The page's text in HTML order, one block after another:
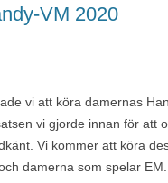
VM 2020
vi att köra damernas
vi gjorde innan för att
Vi kommer att köra
damerna som spelar EM.